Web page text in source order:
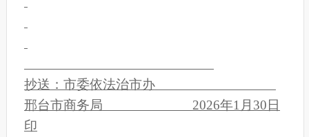
抄送：市委依法治市办
邢台市商务局
2026年1月30日
印